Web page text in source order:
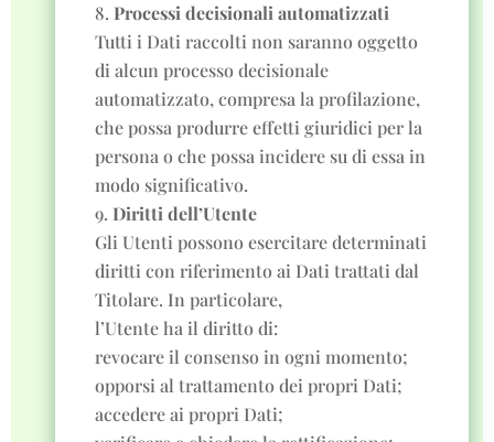
Processi decisionali automatizzati
Tutti i Dati raccolti non saranno oggetto
di alcun processo decisionale
automatizzato, compresa la profilazione,
che possa produrre effetti giuridici per la
persona o che possa incidere su di essa in
modo significativo.
Diritti dell’Utente
Gli Utenti possono esercitare determinati
diritti con riferimento ai Dati trattati dal
Titolare. In particolare,
l’Utente ha il diritto di:
revocare il consenso in ogni momento;
opporsi al trattamento dei propri Dati;
accedere ai propri Dati;